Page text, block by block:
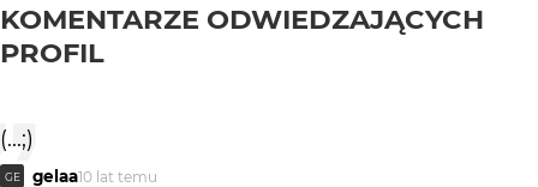
KOMENTARZE ODWIEDZAJĄCYCH
PROFIL
(...;)
GE gelaa10 lat temu